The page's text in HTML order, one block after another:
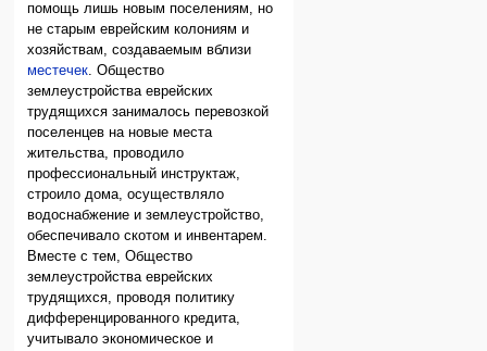
помощь лишь новым поселениям, но
не старым еврейским колониям и
хозяйствам, создаваемым вблизи
местечек. Общество
землеустройства еврейских
трудящихся занималось перевозкой
поселенцев на новые места
жительства, проводило
профессиональный инструктаж,
строило дома, осуществляло
водоснабжение и землеустройство,
обеспечивало скотом и инвентарем.
Вместе с тем, Общество
землеустройства еврейских
трудящихся, проводя политику
дифференцированного кредита,
учитывало экономическое и